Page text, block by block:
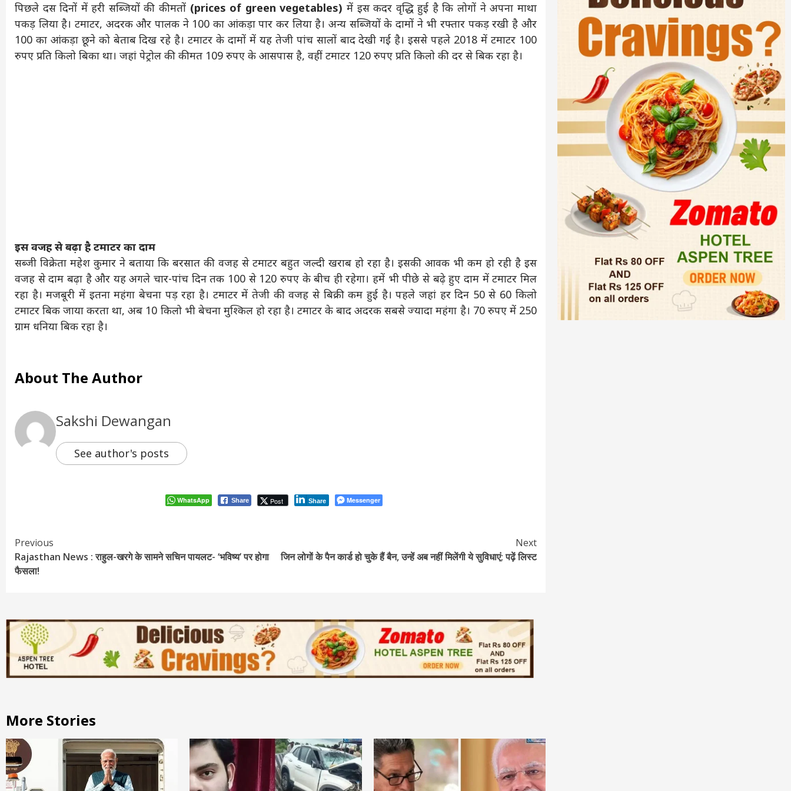
पिछले दस दिनों में हरी सब्जियों की कीमतों (prices of green vegetables) में इस कदर वृद्धि हुई है कि लोगों ने अपना माथा
पकड़ लिया है। टमाटर, अदरक और पालक ने 100 का आंकड़ा पार कर लिया है। अन्य सब्जियों के दामों ने भी रफ्तार पकड़ रखी है और
100 का आंकड़ा छूने को बेताब दिख रहे है। टमाटर के दामों में यह तेजी पांच सालों बाद देखी गई है। इससे पहले 2018 में टमाटर 100
रुपए प्रति किलो बिका था। जहां पेट्रोल की कीमत 109 रुपए के आसपास है, वहीं टमाटर 120 रुपए प्रति किलो की दर से बिक रहा है।
इस वजह से बढ़ा है टमाटर का दाम
सब्जी विक्रेता महेश कुमार ने बताया कि बरसात की वजह से टमाटर बहुत जल्दी खराब हो रहा है। इसकी आवक भी कम हो रही है इस
वजह से दाम बढ़ा है और यह अगले चार-पांच दिन तक 100 से 120 रुपए के बीच ही रहेगा। हमें भी पीछे से बढ़े हुए दाम में टमाटर मिल
रहा है। मजबूरी में इतना महंगा बेचना पड़ रहा है। टमाटर में तेजी की वजह से बिक्री कम हुई है। पहले जहां हर दिन 50 से 60 किलो
टमाटर बिक जाया करता था, अब 10 किलो भी बेचना मुश्किल हो रहा है। टमाटर के बाद अदरक सबसे ज्यादा महंगा है। 70 रुपए में 250
ग्राम धनिया बिक रहा है।
About The Author
Sakshi Dewangan
See author's posts
WhatsApp Share Post Share Messenger
Continue
Reading
Previous
Rajasthan News : राहुल-खरगे के सामने सचिन पायलट- ‘भविष्य’ पर होगा
फैसला!
Next
जिन लोगों के पैन कार्ड हो चुके हैं बैन, उन्हें अब नहीं मिलेंगी ये सुविधाएं; पढ़ें लिस्ट
More Stories